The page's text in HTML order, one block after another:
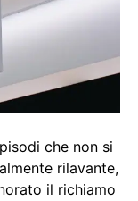
che non si
rilavante,
il richiamo